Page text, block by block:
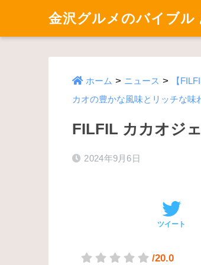
金沢グルメのバイブル
ホーム > ニュース >
【
カオの豊かな風味とリッチな味
FILFIL カカオジ
2024年9月6日
ツイート
/20.0